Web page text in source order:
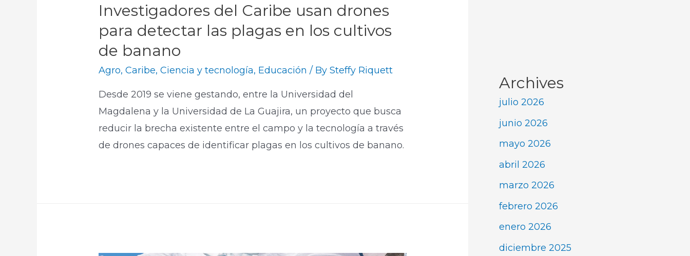
Investigadores del Caribe usan drones
para detectar las plagas en los cultivos
de banano
Agro,Caribe,Ciencia y tecnología, Educación / BySteffy Riquett
Desde 2019 se viene gestando, entre la Universidad del
Magdalena y la Universidad de La Guajira, un proyecto que busca
reducir la brecha existente entre el campo y la tecnología a través
de drones capaces de identificar plagas en los cultivos de banano.
Archives
julio 2026
junio 2026
mayo 2026
abril 2026
marzo 2026
febrero 2026
enero 2026
diciembre 2025